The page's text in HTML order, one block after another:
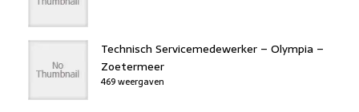
Technisch Servicemedewerker – Olympia –
Zoetermeer
469 weergaven